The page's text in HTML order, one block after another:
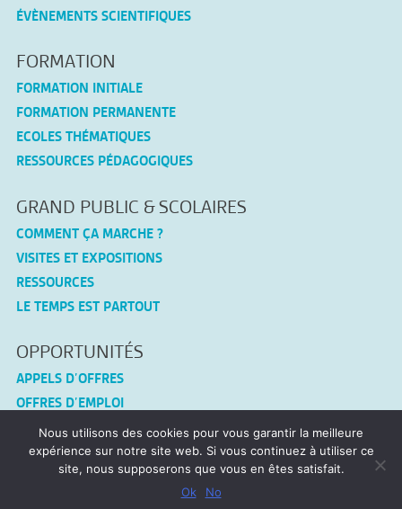
ÉVÈNEMENTS SCIENTIFIQUES
FORMATION
FORMATION INITIALE
FORMATION PERMANENTE
ECOLES THÉMATIQUES
RESSOURCES PÉDAGOGIQUES
GRAND PUBLIC & SCOLAIRES
COMMENT ÇA MARCHE ?
VISITES ET EXPOSITIONS
RESSOURCES
LE TEMPS EST PARTOUT
OPPORTUNITÉS
APPELS D’OFFRES
OFFRES D’EMPLOI
CONNEX-TF
MENTIONS LÉGALES
Nous utilisons des cookies pour vous garantir la meilleure
expérience sur notre site web. Si vous continuez à utiliser ce
site, nous supposerons que vous en êtes satisfait.
Ok
No